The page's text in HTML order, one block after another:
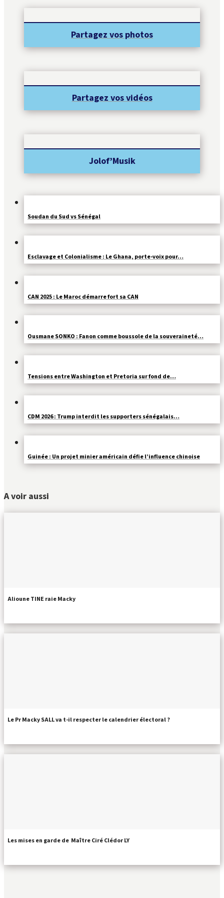
Soudan du Sud vs Sénégal
Esclavage et Colonialisme : Le Ghana, porte-voix pour…
CAN 2025 : Le Maroc démarre fort sa CAN
Ousmane SONKO : Fanon comme boussole de la souveraineté…
Tensions entre Washington et Pretoria sur fond de…
CDM 2026 : Trump interdit les supporters sénégalais…
Guinée : Un projet minier américain défie l’influence chinoise
Partagez vos photos
Partagez vos vidéos
Jolof’Musik
A voir aussi
Alioune TINE raie Macky
Le Pr Macky SALL va t-il respecter le calendrier électoral ?
Les mises en garde de Maître Ciré Clédor LY